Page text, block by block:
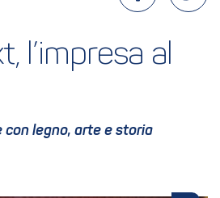
l’impresa al
con legno, arte e storia